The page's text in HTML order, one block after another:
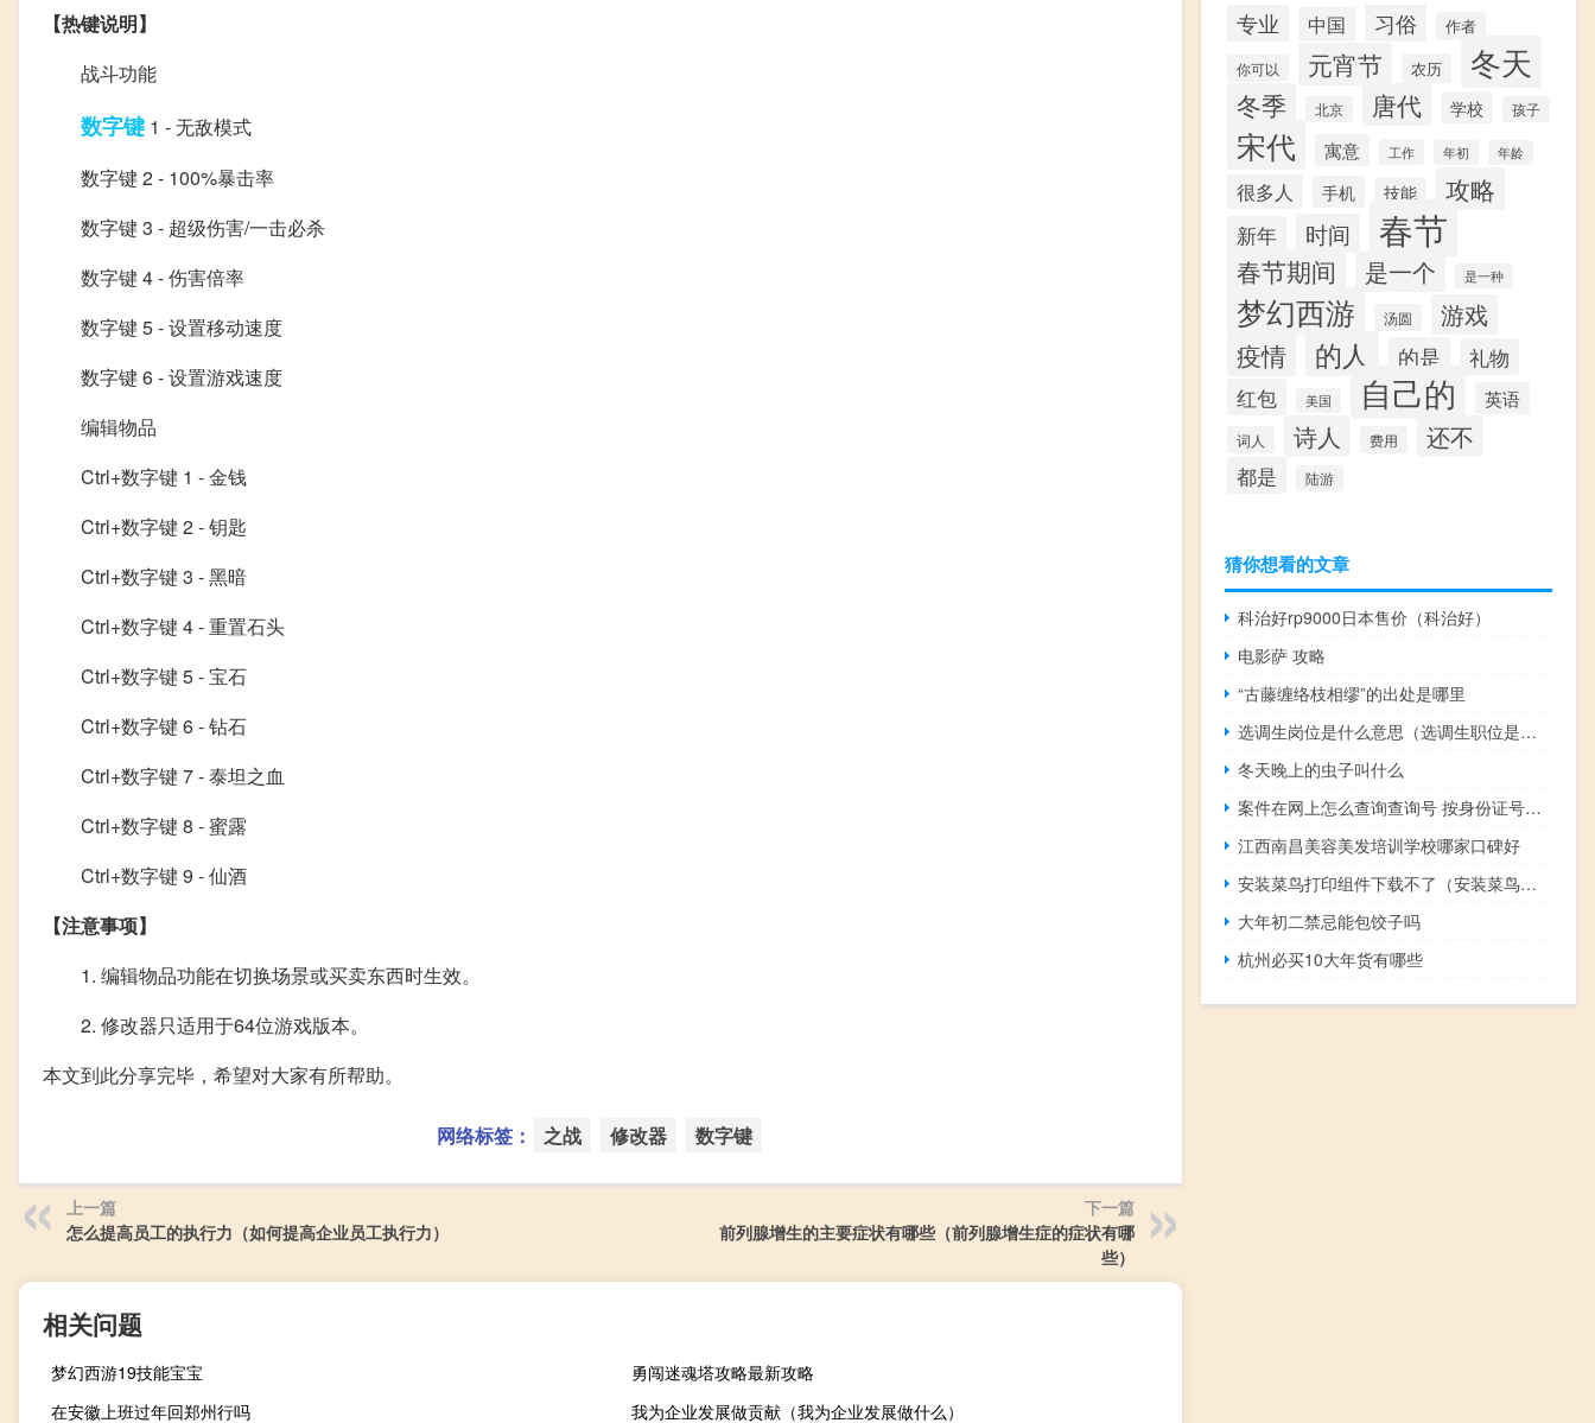
【热键说明】
战斗功能
数字键1 - 无敌模式
数字键 2 - 100%暴击率
数字键 3 - 超级伤害/一击必杀
数字键 4 - 伤害倍率
数字键 5 - 设置移动速度
数字键 6 - 设置游戏速度
编辑物品
Ctrl+数字键 1 - 金钱
Ctrl+数字键 2 - 钥匙
Ctrl+数字键 3 - 黑暗
Ctrl+数字键 4 - 重置石头
Ctrl+数字键 5 - 宝石
Ctrl+数字键 6 - 钻石
Ctrl+数字键 7 - 泰坦之血
Ctrl+数字键 8 - 蜜露
Ctrl+数字键 9 - 仙酒
【注意事项】
1. 编辑物品功能在切换场景或买卖东西时生效。
2. 修改器只适用于64位游戏版本。
本文到此分享完毕，希望对大家有所帮助。
网络标签： 之战 修改器 数字键
上一篇
怎么提高员工的执行力（如何提高企业员工执行力）
下一篇
前列腺增生的主要症状有哪些（前列腺增生症的症状有哪
些）
相关问题
梦幻西游19技能宝宝
勇闯迷魂塔攻略最新攻略
在安徽上班过年回郑州行吗
我为企业发展做贡献（我为企业发展做什么）
专业 中国 习俗 作者
你可以 元宵节 农历 冬天
冬季 北京 唐代 学校 孩子
宋代 寓意 工作 年初 年龄
很多人 手机 技能 攻略
新年 时间 春节
春节期间 是一个 是一种
梦幻西游 汤圆 游戏
疫情 的人 的是
礼物
红包
美国 自己的 英语
词人 诗人 费用 还不
都是 陆游
猜你想看的文章
科治好rp9000日本售价（科治好）
电影萨 攻略
“古藤缠络枝相缪”的出处是哪里
选调生岗位是什么意思（选调生职位是什么意思）
冬天晚上的虫子叫什么
案件在网上怎么查询查询号 按身份证号码查询案件
江西南昌美容美发培训学校哪家口碑好
安装菜鸟打印组件下载不了（安装菜鸟打印组件下载）
大年初二禁忌能包饺子吗
杭州必买10大年货有哪些